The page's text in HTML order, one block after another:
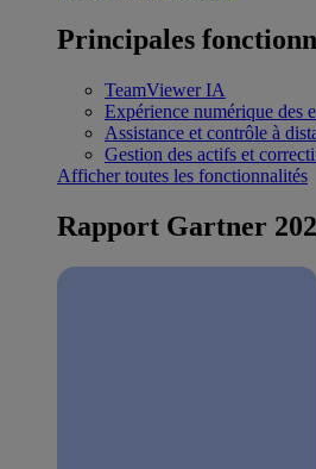
Principales
TeamViewer IA
Expérience numérique des
Assistance et contrôle à
Gestion des actifs et
Afficher toutes les fonctionnalités
Rapport Gartner